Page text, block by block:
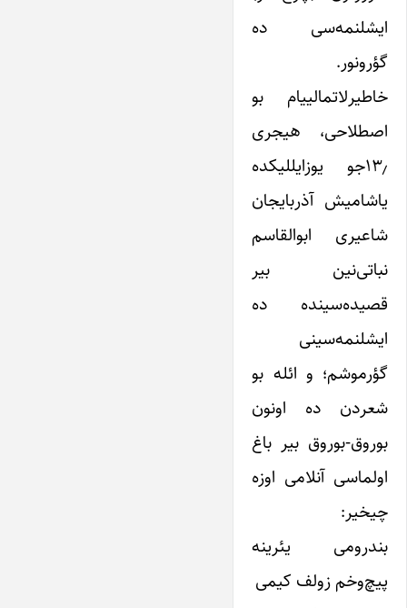
ایشلنمه‌سی ده
گؤرونور.
خاطیرلاتمالییام بو
اصطلاحی، هیجری
۱۳٫جو یوزایللیکده
یاشامیش آذربایجان
شاعیری ابوالقاسم
نباتی‌نین بیر
قصیده‌سینده ده
ایشلنمه‌سینی
گؤرموشم؛ و ائله بو
شعردن ده اونون
بوروق-بوروق بیر باغ
اولماسی آنلامی اوزه
چیخیر:
بندرومی یئرینه
پیچ‌وخم زولف کیمی